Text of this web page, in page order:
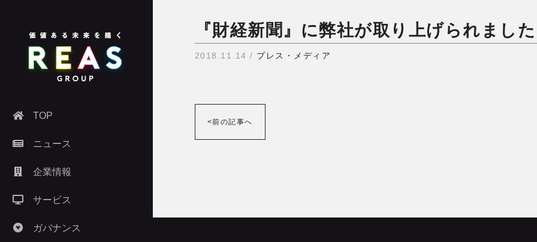
TOP
ニュース
企業情報
サービス
ガバナンス
『財経新聞』に弊社が取り上げられました
2018.11.14 / プレス・メディア
<前の記事へ